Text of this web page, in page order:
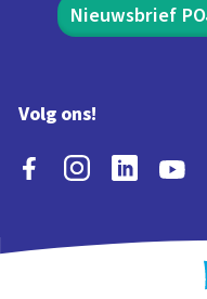
Nieuwsbrief PO
Volg ons!